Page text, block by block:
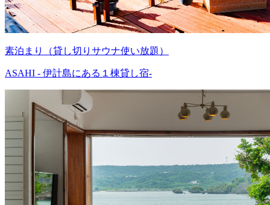
素泊まり（貸し切りサウナ使い放題）
ASAHI - 伊計島にある１棟貸し宿-